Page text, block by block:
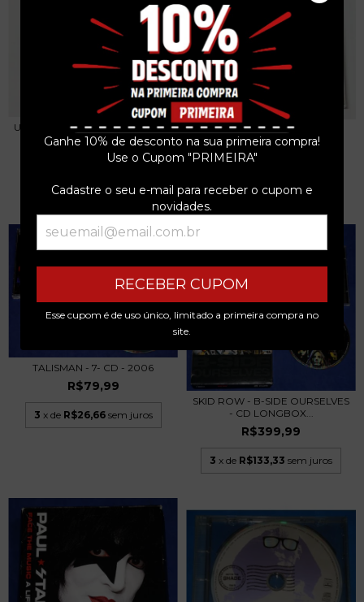
Ganhe 10% de desconto na sua primeira compra!
Use o Cupom "PRIMEIRA"
Cadastre o seu e-mail para receber o cupom e
novidades.
RECEBER CUPOM
Esse cupom é de uso único, limitado a primeira compra no
site.
UNION - THE BLUE ROOM - CD -
1999 - USA...
R$69,99
x deR$23,33 sem juros
UNION - 1° CD 1998 USA KISS
R$149,99
TALISMAN - 7- CD - 2006
R$79,99
3 x de R$26,66 sem juros
SKID ROW - B-SIDE OURSELVES
- CD LONGBOX...
R$399,99
3 x de R$133,33 sem juros